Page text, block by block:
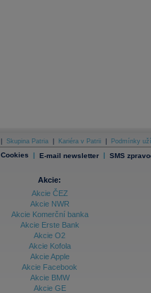
Skupina Patria Kariéra v Patrii Podmínky
Cookies | E-mail newsletter | SMS
Akcie:
Akcie ČEZ
Akcie NWR
Akcie Komerční banka
Akcie Erste Bank
Akcie O2
Akcie Kofola
Akcie Apple
Akcie Facebook
Akcie BMW
Akcie GE